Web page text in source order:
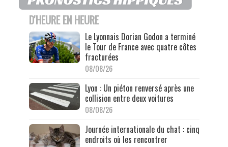
D'HEURE EN HEURE
Le Lyonnais Dorian Godon a terminé
le Tour de France avec quatre côtes
fracturées
08/08/26
Lyon : Un piéton renversé après une
collision entre deux voitures
08/08/26
Journée internationale du chat : cinq
endroits où les rencontrer